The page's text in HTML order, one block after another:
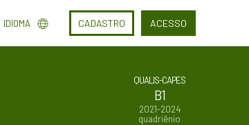
IDIOMA CADASTRO ACESSO
QUALIS-CAPES
B1
2021-2024
quadriênio